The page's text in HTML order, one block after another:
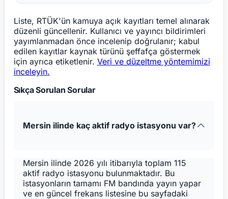
Liste, RTÜK'ün kamuya açık kayıtları temel alınarak
düzenli güncellenir. Kullanıcı ve yayıncı bildirimleri
yayımlanmadan önce incelenip doğrulanır; kabul
edilen kayıtlar kaynak türünü şeffafça göstermek
için ayrıca etiketlenir. Veri ve düzeltme yöntemimizi
inceleyin.
Sıkça Sorulan Sorular
Mersin ilinde kaç aktif radyo istasyonu var?
Mersin ilinde 2026 yılı itibarıyla toplam 115
aktif radyo istasyonu bulunmaktadır. Bu
istasyonların tamamı FM bandında yayın yapar
ve en güncel frekans listesine bu sayfadaki